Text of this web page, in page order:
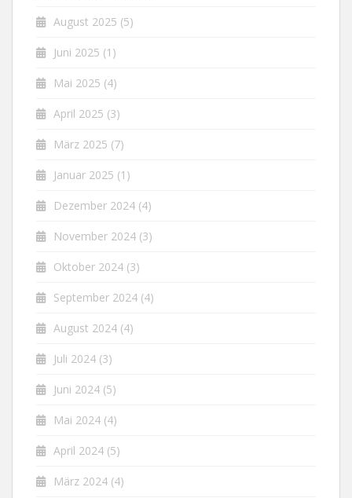
August 2025 (5)
Juni 2025 (1)
Mai 2025 (4)
April 2025 (3)
März 2025 (7)
Januar 2025 (1)
Dezember 2024 (4)
November 2024 (3)
Oktober 2024 (3)
September 2024 (4)
August 2024 (4)
Juli 2024 (3)
Juni 2024 (5)
Mai 2024 (4)
April 2024 (5)
März 2024 (4)